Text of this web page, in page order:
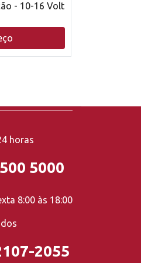
- 10-16 Volt
horas
5000
8:00 às 18:00
2055